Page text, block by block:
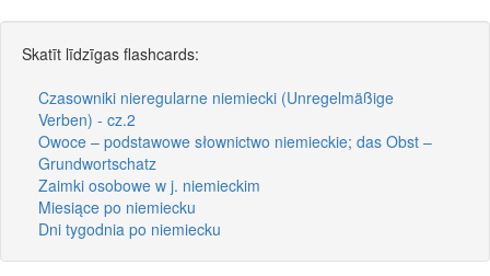
Skatīt līdzīgas flashcards:
Czasowniki nieregularne niemiecki (Unregelmäßige
Verben) - cz.2
Owoce – podstawowe słownictwo niemieckie; das Obst –
Grundwortschatz
Zaimki osobowe w j. niemieckim
Miesiące po niemiecku
Dni tygodnia po niemiecku